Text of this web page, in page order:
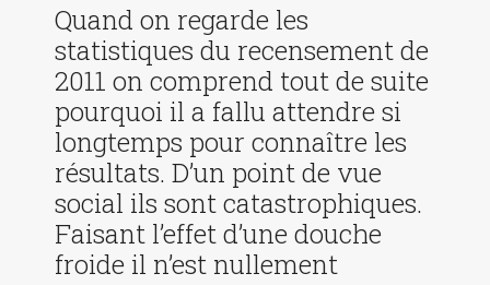
Quand on regarde les
statistiques du recensement de
2011 on comprend tout de suite
pourquoi il a fallu attendre si
longtemps pour connaître les
résultats. D’un point de vue
social ils sont catastrophiques.
Faisant l’effet d’une douche
froide il n’est nullement